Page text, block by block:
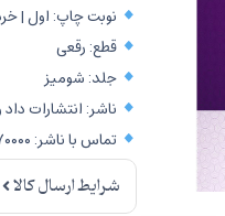
نوبت چاپ: اول | خرداد
قطع: رقعی
جلد: شومیز
ناشر: انتشارات
تماس با ناشر: ۶۳۸۷۰۰۰۰-۰۲۱
شرایط ارسال کالا